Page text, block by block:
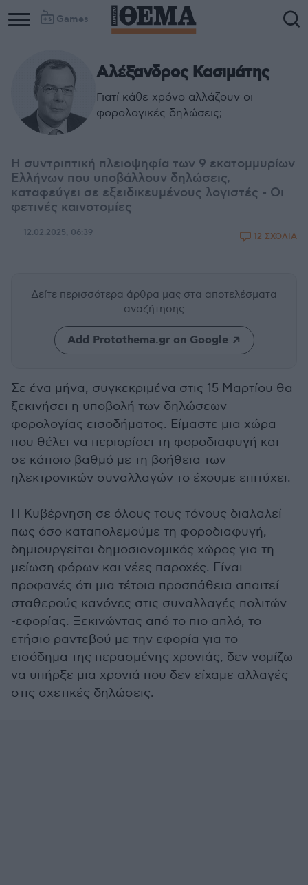
Games
Αλέξανδρος Κασιμάτης
Γιατί κάθε χρόνο αλλάζουν οι
φορολογικές δηλώσεις;
Η συντριπτική πλειοψηφία των 9 εκατομμυρίων
Ελλήνων που υποβάλλουν δηλώσεις,
καταφεύγει σε εξειδικευμένους λογιστές - Οι
φετινές καινοτομίες
12.02.2025, 06:39 12 ΣΧΟΛΙΑ
Δείτε περισσότερα άρθρα μας στα αποτελέσματα
αναζήτησης
Add Protothema.gr on Google
Σε ένα μήνα, συγκεκριμένα στις 15 Μαρτίου θα
ξεκινήσει η υποβολή των δηλώσεων
φορολογίας εισοδήματος. Είμαστε μια χώρα
που θέλει να περιορίσει τη φοροδιαφυγή και
σε κάποιο βαθμό με τη βοήθεια των
ηλεκτρονικών συναλλαγών το έχουμε επιτύχει.
Η Κυβέρνηση σε όλους τους τόνους διαλαλεί
πως όσο καταπολεμούμε τη φοροδιαφυγή,
δημιουργείται δημοσιονομικός χώρος για τη
μείωση φόρων και νέες παροχές. Είναι
προφανές ότι μια τέτοια προσπάθεια απαιτεί
σταθερούς κανόνες στις συναλλαγές πολιτών
-εφορίας. Ξεκινώντας από το πιο απλό, το
ετήσιο ραντεβού με την εφορία για το
εισόδημα της περασμένης χρονιάς, δεν νομίζω
να υπήρξε μια χρονιά που δεν είχαμε αλλαγές
στις σχετικές δηλώσεις.